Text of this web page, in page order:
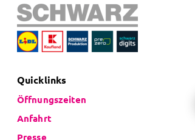
Quicklinks
Öffnungszeiten
Anfahrt
Presse